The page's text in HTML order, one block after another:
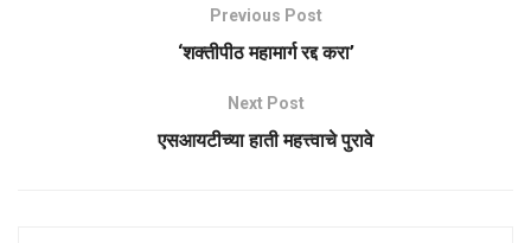
Previous Post
‌‘शक्तीपीठ महामार्ग रद्द करा’
Next Post
एसआयटीच्या हाती महत्त्वाचे पुरावे